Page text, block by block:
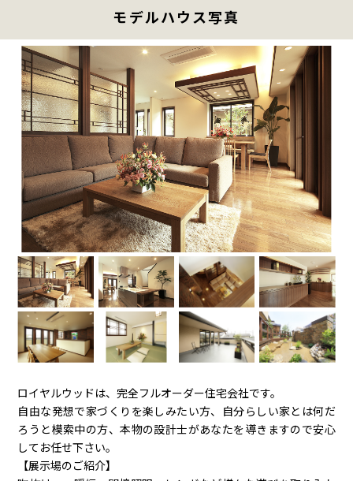
モデルハウス写真
ロイヤルウッドは、完全フルオーダー住宅会社です。
自由な発想で家づくりを楽しみたい方、自分らしい家とは何だ
ろうと模索中の方、本物の設計士があなたを導きますので安心
してお任せ下さい。
【展示場のご紹介】